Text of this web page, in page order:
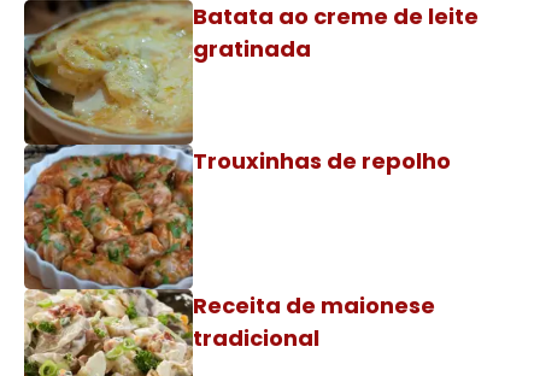
Batata ao creme de leite
gratinada
Trouxinhas de repolho
Receita de maionese
tradicional